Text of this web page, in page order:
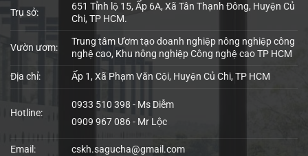
Trụ sở:
651 Tỉnh lộ 15, Ấp 6A, Xã Tân Thạnh Đông, Huyện Củ
Chi, TP HCM.
Vườn ươm:
Trung tâm Ươm tạo doanh nghiệp nông nghiệp công
nghệ cao, Khu nông nghiệp Công nghệ cao TP HCM
Địa chỉ: Ấp 1, Xã Phạm Văn Cội, Huyện Củ Chi, TP HCM
Hotline:
0933 510 398 - Ms Diễm
0909 967 086 - Mr Lộc
Email: cskh.sagucha@gmail.com